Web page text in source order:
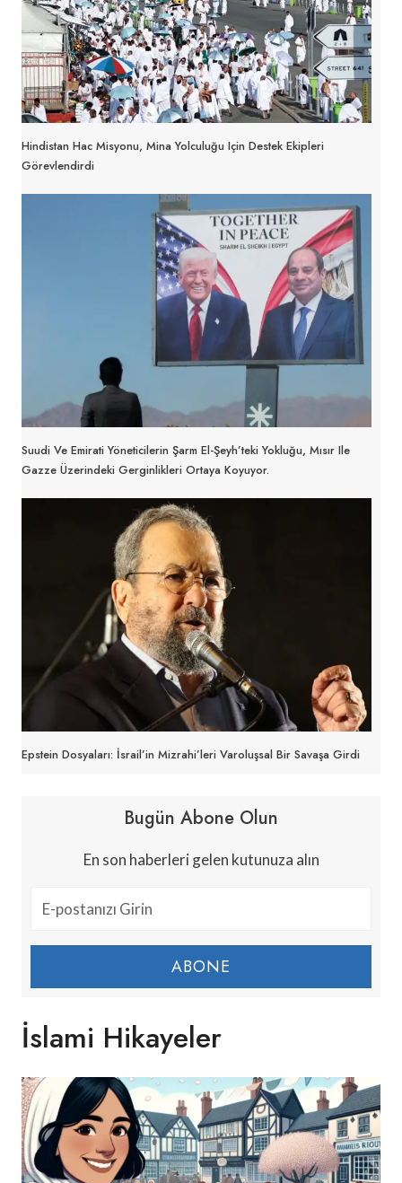
Hindistan Hac Misyonu, Mina Yolculuğu Için Destek Ekipleri
Görevlendirdi
Suudi Ve Emirati Yöneticilerin Şarm El-Şeyh’teki Yokluğu, Mısır Ile
Gazze Üzerindeki Gerginlikleri Ortaya Koyuyor.
Epstein Dosyaları: İsrail’in Mizrahi’leri Varoluşsal Bir Savaşa Girdi
Bugün Abone Olun
En son haberleri gelen kutunuza alın
ABONE
İslami Hikayeler